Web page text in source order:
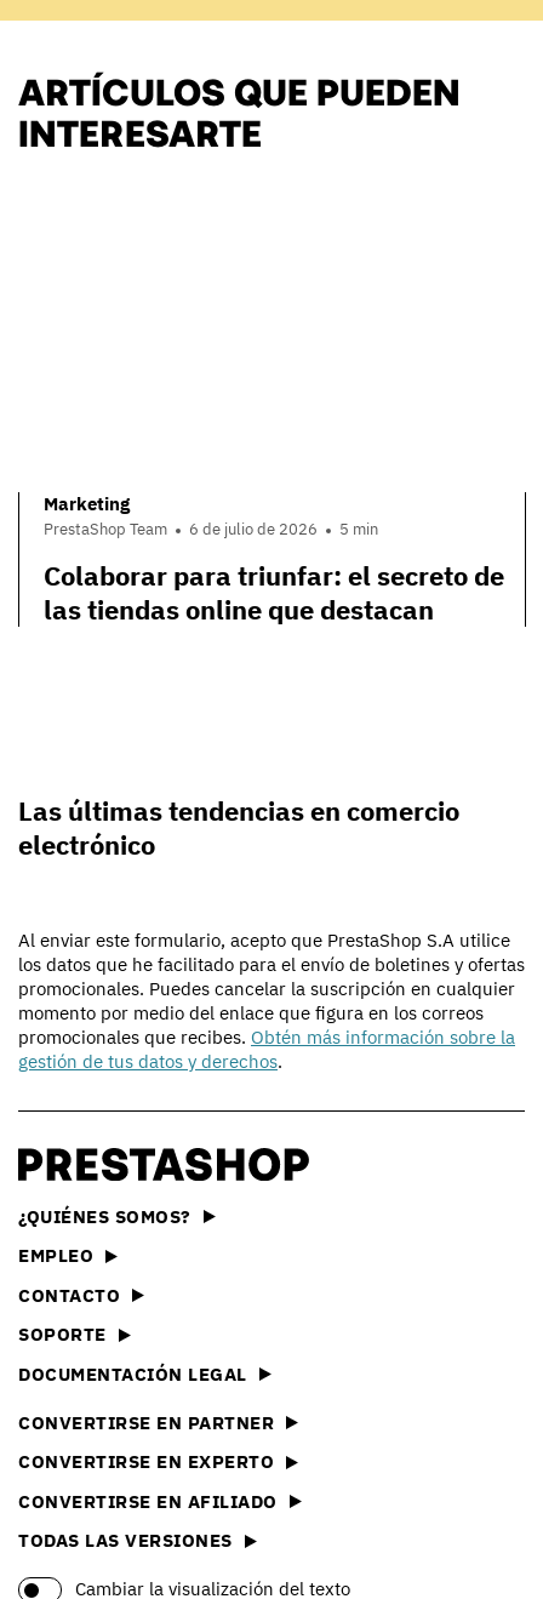
ARTÍCULOS QUE PUEDEN
INTERESARTE
Marketing
PrestaShop Team 6 de julio de 2026 5 min
Colaborar para triunfar: el secreto de
las tiendas online que destacan
Las últimas tendencias en comercio
electrónico
Al enviar este formulario, acepto que PrestaShop S.A utilice
los datos que he facilitado para el envío de boletines y ofertas
promocionales. Puedes cancelar la suscripción en cualquier
momento por medio del enlace que figura en los correos
promocionales que recibes. Obtén más información sobre la
gestión de tus datos y derechos.
¿QUIÉNES SOMOS?
EMPLEO
CONTACTO
SOPORTE
DOCUMENTACIÓN LEGAL
CONVERTIRSE EN PARTNER
CONVERTIRSE EN EXPERTO
CONVERTIRSE EN AFILIADO
TODAS LAS VERSIONES
Cambiar la visualización del texto